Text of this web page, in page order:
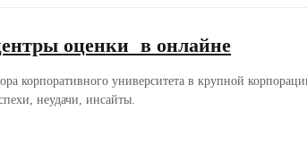
оценки в онлайне
корпоративного университета в крупной
неудачи, инсайты.